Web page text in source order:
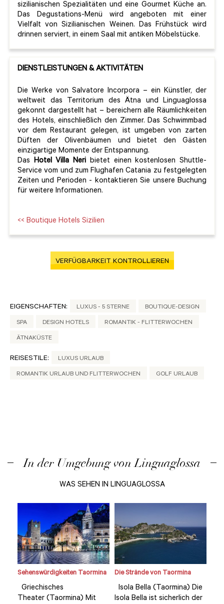
sizilianischen Spezialitäten und eine Gourmet Küche an.
Das Degustations-Menü wird angeboten mit einer
Vielfalt von Sizilianischen Weinen. Das Frühstück wird
drinnen serviert, in einem Saal mit antiken Möbelstücke.
DIENSTLEISTUNGEN & AKTIVITÄTEN
Die Werke von Salvatore Incorpora – ein Künstler, der
weltweit das Territorium des Ätna und Linguaglossa
gekonnt dargestellt hat – bereichern alle Räumlichkeiten
des Hotels, einschließlich den Zimmer. Das Schwimmbad
vor dem Restaurant gelegen, ist umgeben von zarten
Düften der Olivenbäumen und bietet den Gästen
einzigartige Momente der Entspannung.
Das Hotel Villa Neri bietet einen kostenlosen Shuttle-
Service vom und zum Flughafen Catania zu festgelegten
Zeiten und Perioden - kontaktieren Sie unsere Buchung
für weitere Informationen.
<< Boutique Hotels Sizilien
VERFÜGBARKEIT KONTROLLIEREN
EIGENSCHAFTEN: LUXUS - 5 STERNE BOUTIQUE-DESIGN
SPA DESIGN HOTELS ROMANTIK - FLITTERWOCHEN
ÄTNAKÜSTE
REISESTILE: LUXUS URLAUB
ROMANTIK URLAUB UND FLITTERWOCHEN GOLF URLAUB
In der Umgebung von Linguaglossa
WAS SEHEN IN LINGUAGLOSSA
Sehenswürdigkeiten Taormina
Griechisches
Theater (Taormina) Mit
Die Strände von Taormina
Isola Bella (Taormina) Die
Isola Bella ist sicherlich der